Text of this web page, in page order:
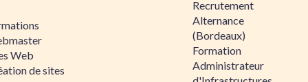
Web
de sites
Recrutement
Alternance
(Bordeaux)
Formation
Administrateur